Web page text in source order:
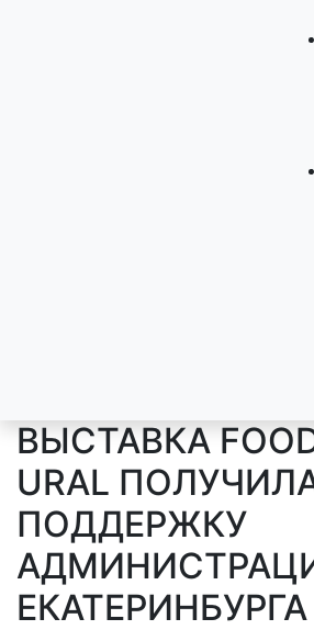
ВЫСТАВКА
URAL
ПОДДЕРЖКУ
ЕКАТЕРИНБУРГА